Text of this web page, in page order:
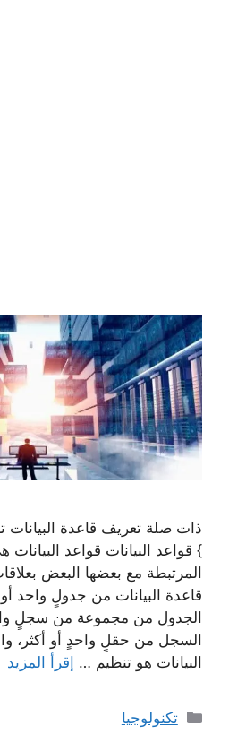
ذات صلة تعريف قاعدة البيانات
} قواعد البيانات قواعد
المرتبطة مع بعضها البعض
قاعدة البيانات من جدولٍ واحد أو
الجدول من مجموعة من سجلٍ
السجل من حقلٍ واحدٍ أو أكثر،
البيانات هو تنظيم … إقرأ المزيد
التصنيفات
تكنولوجيا